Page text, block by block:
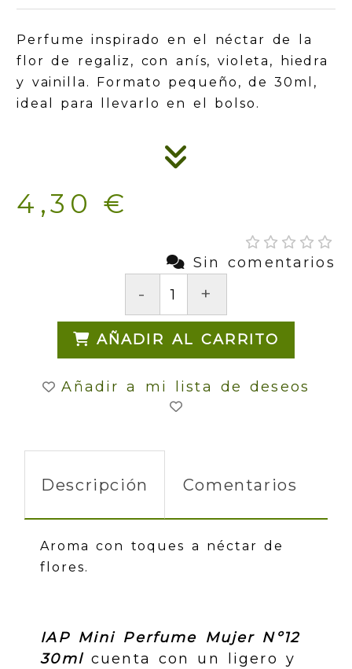
Perfume inspirado en el néctar de la
flor de regaliz, con anís, violeta, hiedra
y vainilla. Formato pequeño, de 30ml,
ideal para llevarlo en el bolso.
4,30 €
Sin comentarios
- +
AÑADIR AL CARRITO
Añadir a mi lista de deseos
Descripción Comentarios
Aroma con toques a néctar de
flores.
IAP Mini Perfume Mujer Nº12
30ml cuenta con un ligero y